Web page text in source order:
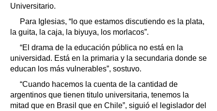
Universitario.
Para Iglesias, “lo que estamos discutiendo es la plata,
la guita, la caja, la biyuya, los morlacos”.
“El drama de la educación pública no está en la
universidad. Está en la primaria y la secundaria donde se
educan los más vulnerables”, sostuvo.
“Cuando hacemos la cuenta de la cantidad de
argentinos que tienen titulo universitaria, tenemos la
mitad que en Brasil que en Chile”, siguió el legislador del